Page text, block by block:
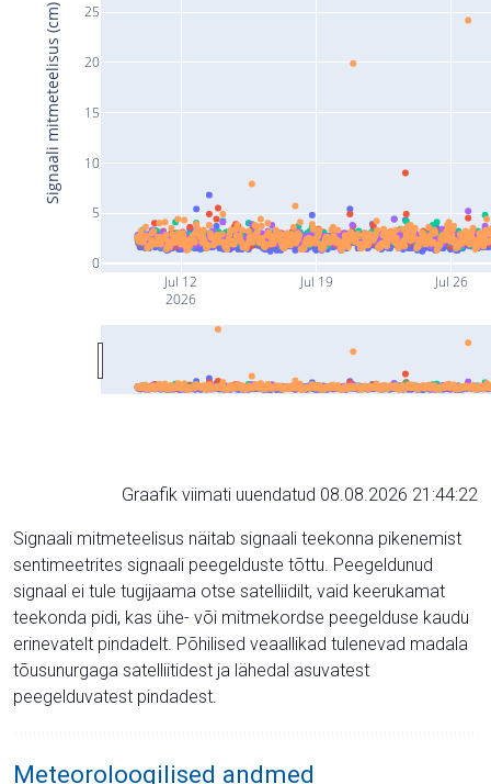
Jul 12
2026
Jul 19 Jul 26
0
5
10
15
20
25
Signaali mitmeteelisus (cm)
Graafik viimati uuendatud 08.08.2026 21:44:22
Signaali mitmeteelisus näitab signaali teekonna pikenemist
sentimeetrites signaali peegelduste tõttu. Peegeldunud
signaal ei tule tugijaama otse satelliidilt, vaid keerukamat
teekonda pidi, kas ühe- või mitmekordse peegelduse kaudu
erinevatelt pindadelt. Põhilised veaallikad tulenevad madala
tõusunurgaga satelliitidest ja lähedal asuvatest
peegelduvatest pindadest.
Meteoroloogilised andmed